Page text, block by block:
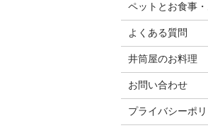
ペットとお食事・
よくある質問
井筒屋のお料理
お問い合わせ
プライバシーポ